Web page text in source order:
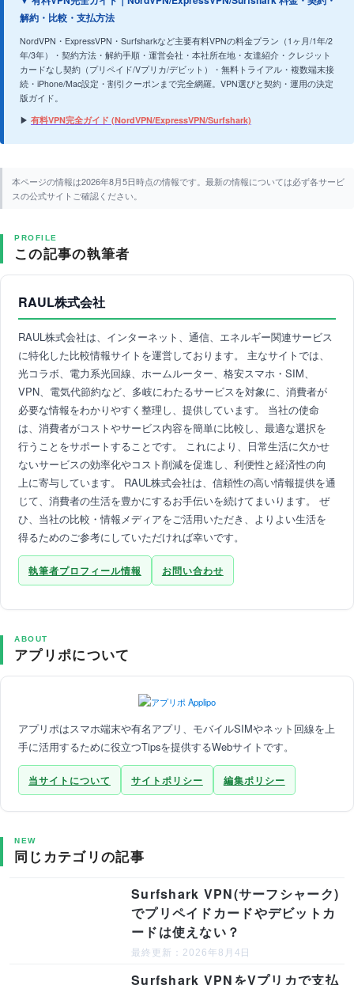
解約・比較・支払方法
NordVPN・ExpressVPN・Surfsharkなど主要有料VPNの料金プラン（1ヶ月/1年/2
年/3年）・契約方法・解約手順・運営会社・本社所在地・友達紹介・クレジット
カードなし契約（プリペイド/Vプリカ/デビット）・無料トライアル・複数端末接
続・iPhone/Mac設定・割引クーポンまで完全網羅。VPN選びと契約・運用の決定
版ガイド。
▶ 有料VPN完全ガイド (NordVPN/ExpressVPN/Surfshark)
本ページの情報は2026年8月5日時点の情報です。最新の情報については必ず各サービ
スの公式サイトご確認ください。
PROFILE
この記事の執筆者
RAUL株式会社
RAUL株式会社は、インターネット、通信、エネルギー関連サービス
に特化した比較情報サイトを運営しております。 主なサイトでは、
光コラボ、電力系光回線、ホームルーター、格安スマホ・SIM、
VPN、電気代節約など、多岐にわたるサービスを対象に、消費者が
必要な情報をわかりやすく整理し、提供しています。 当社の使命
は、消費者がコストやサービス内容を簡単に比較し、最適な選択を
行うことをサポートすることです。 これにより、日常生活に欠かせ
ないサービスの効率化やコスト削減を促進し、利便性と経済性の向
上に寄与しています。 RAUL株式会社は、信頼性の高い情報提供を通
じて、消費者の生活を豊かにするお手伝いを続けてまいります。 ぜ
ひ、当社の比較・情報メディアをご活用いただき、よりよい生活を
得るためのご参考にしていただければ幸いです。
執筆者プロフィール情報 お問い合わせ
ABOUT
アプリポについて
アプリポはスマホ端末や有名アプリ、モバイルSIMやネット回線を上
手に活用するために役立つTipsを提供するWebサイトです。
当サイトについて サイトポリシー 編集ポリシー
NEW
同じカテゴリの記事
Surfshark VPN(サーフシャーク)
でプリペイドカードやデビットカ
ードは使えない？
最終更新：2026年8月4日
Surfshark VPNをVプリカで支払